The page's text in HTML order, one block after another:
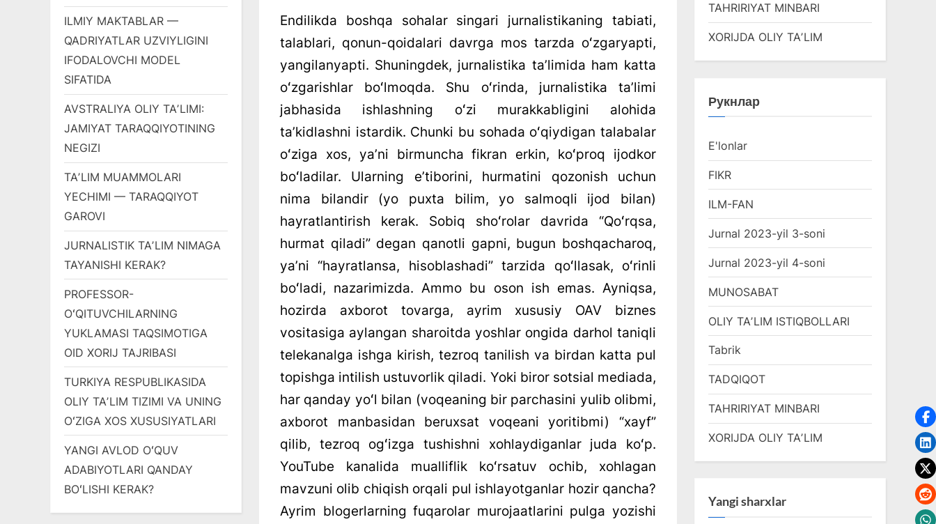
Endilikda boshqa sohalar singari jurnalistikaning tabiati,
talablari, qonun-qoidalari davrga mos tarzda oʻzgaryapti,
yangilanyapti. Shuningdek, jurnalistika taʼlimida ham katta
oʻzgarishlar boʻlmoqda. Shu oʻrinda, jurnalistika taʼlimi
jabhasida ishlashning oʻzi murakkabligini alohida
taʼkidlashni istardik. Chunki bu sohada oʻqiydigan talabalar
oʻziga xos, yaʼni birmuncha fikran erkin, koʻproq ijodkor
boʻladilar. Ularning eʼtiborini, hurmatini qozonish uchun
nima bilandir (yo puxta bilim, yo salmoqli ijod bilan)
hayratlantirish kerak. Sobiq shoʻrolar davrida “Qoʻrqsa,
hurmat qiladi” degan qanotli gapni, bugun boshqacharoq,
yaʼni “hayratlansa, hisoblashadi” tarzida qoʻllasak, oʻrinli
boʻladi, nazarimizda. Ammo bu oson ish emas. Ayniqsa,
hozirda axborot tovarga, ayrim xususiy OAV biznes
vositasiga aylangan sharoitda yoshlar ongida darhol taniqli
telekanalga ishga kirish, tezroq tanilish va birdan katta pul
topishga intilish ustuvorlik qiladi. Yoki biror sotsial mediada,
har qanday yoʻl bilan (voqeaning bir parchasini yulib olibmi,
axborot manbasidan beruxsat voqeani yoritibmi) “xayf”
qilib, tezroq ogʻizga tushishni xohlaydiganlar juda koʻp.
YouTube kanalida mualliflik koʻrsatuv ochib, xohlagan
mavzuni olib chiqish orqali pul ishlayotganlar hozir qancha?
Ayrim blogerlarning fuqarolar murojaatlarini pulga yozishi
ILMIY MAKTABLAR —
QADRIYATLAR UZVIYLIGINI
IFODALOVCHI MODEL
SIFATIDA
AVSTRALIYA OLIY TAʼLIMI:
JAMIYAT TARAQQIYOTINING
NEGIZI
TAʼLIM MUAMMOLARI
YECHIMI — TARAQQIYOT
GAROVI
JURNALISTIK TAʼLIM NIMAGA
TAYANISHI KERAK?
PROFESSOR-
OʻQITUVCHILARNING
YUKLAMASI TAQSIMOTIGA
OID XORIJ TAJRIBASI
TURKIYA RESPUBLIKASIDA
OLIY TAʼLIM TIZIMI VA UNING
OʻZIGA XOS XUSUSIYATLARI
YANGI AVLOD OʻQUV
ADABIYOTLARI QANDAY
BOʻLISHI KERAK?
TAHRIRIYAT MINBARI
XORIJDA OLIY TAʼLIM
Рукнлар
E'lonlar
FIKR
ILM-FAN
Jurnal 2023-yil 3-soni
Jurnal 2023-yil 4-soni
MUNOSABAT
OLIY TAʼLIM ISTIQBOLLARI
Tabrik
TADQIQOT
TAHRIRIYAT MINBARI
XORIJDA OLIY TAʼLIM
Yangi sharxlar